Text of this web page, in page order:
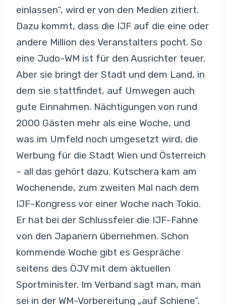
einlassen“, wird er von den Medien zitiert.
Dazu kommt, dass die IJF auf die eine oder
andere Million des Veranstalters pocht. So
eine Judo-WM ist für den Ausrichter teuer.
Aber sie bringt der Stadt und dem Land, in
dem sie stattfindet, auf Umwegen auch
gute Einnahmen. Nächtigungen von rund
2000 Gästen mehr als eine Woche, und
was im Umfeld noch umgesetzt wird, die
Werbung für die Stadt Wien und Österreich
– all das gehört dazu. Kutschera kam am
Wochenende, zum zweiten Mal nach dem
IJF-Kongress vor einer Woche nach Tokio.
Er hat bei der Schlussfeier die IJF-Fahne
von den Japanern übernehmen. Schon
kommende Woche gibt es Gespräche
seitens des ÖJV mit dem aktuellen
Sportminister. Im Verband sagt man, man
sei in der WM-Vorbereitung „auf Schiene“.